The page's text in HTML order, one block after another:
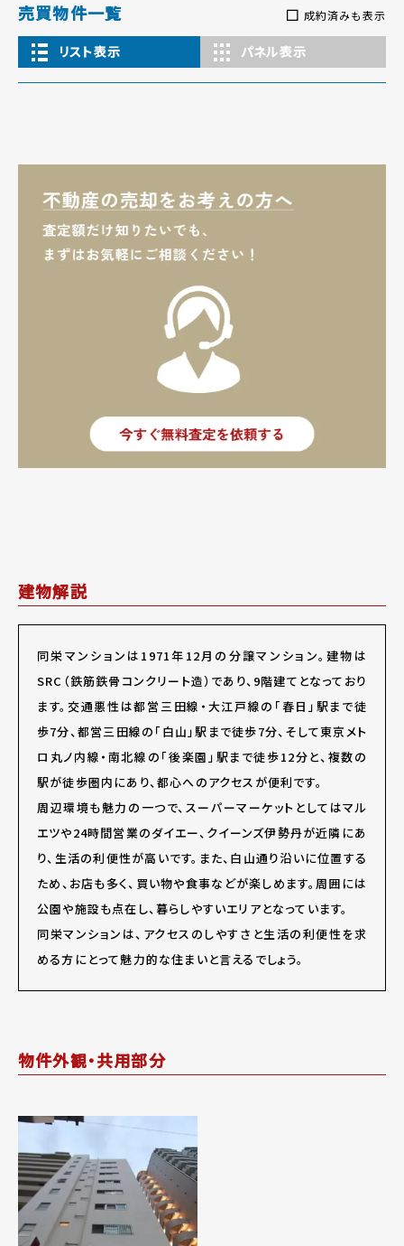
売買物件一覧 成約済みも表示
リスト表示 パネル表示
建物解説
同栄マンションは1971年12月の分譲マンション。建物は
SRC（鉄筋鉄骨コンクリート造）であり、9階建てとなっており
ます。交通悪性は都営三田線・大江戸線の「春日」駅まで徒
歩7分、都営三田線の「白山」駅まで徒歩7分、そして東京メト
ロ丸ノ内線・南北線の「後楽園」駅まで徒歩12分と、複数の
駅が徒歩圏内にあり、都心へのアクセスが便利です。
周辺環境も魅力の一つで、スーパーマーケットとしてはマル
エツや24時間営業のダイエー、クイーンズ伊勢丹が近隣にあ
り、生活の利便性が高いです。また、白山通り沿いに位置する
ため、お店も多く、買い物や食事などが楽しめます。周囲には
公園や施設も点在し、暮らしやすいエリアとなっています。
同栄マンションは、アクセスのしやすさと生活の利便性を求
める方にとって魅力的な住まいと言えるでしょう。
物件外観・共用部分